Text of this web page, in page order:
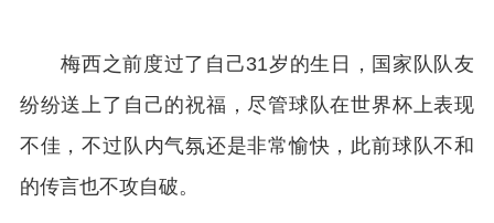
梅西之前度过了自己31岁的生日，国家队队友
纷纷送上了自己的祝福，尽管球队在世界杯上表现
不佳，不过队内气氛还是非常愉快，此前球队不和
的传言也不攻自破。